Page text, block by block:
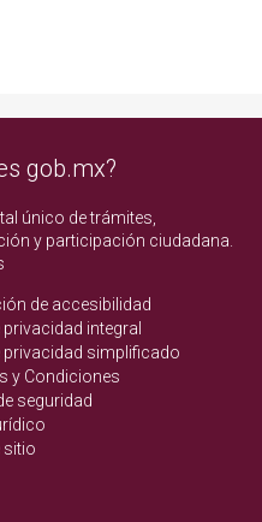
gob.mx?
único de trámites,
y participación ciudadana.
de accesibilidad
integral
privacidad simplificado
y Condiciones
seguridad
sitio